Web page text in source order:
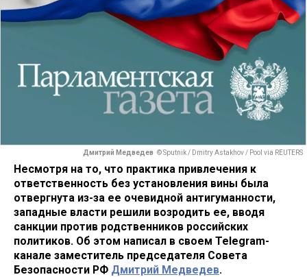
Дмитрий Медведев © Sputnik / Dmitry Astakhov / Pool via REUTERS
Несмотря на то, что практика привлечения к
ответственность без установления вины была
отвергнута из-за ее очевидной антигуманности,
западные власти решили возродить ее, вводя
санкции против родственников российских
политиков. Об этом написал в своем Telegram-
канале заместитель председателя Совета
Безопасности РФ Дмитрий Медведев.